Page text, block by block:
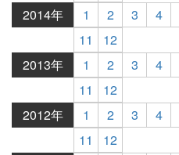
2014年
1 2 3 4
11
12
2013年
1 2 3 4
11
12
2012年
1 2 3 4
11
12